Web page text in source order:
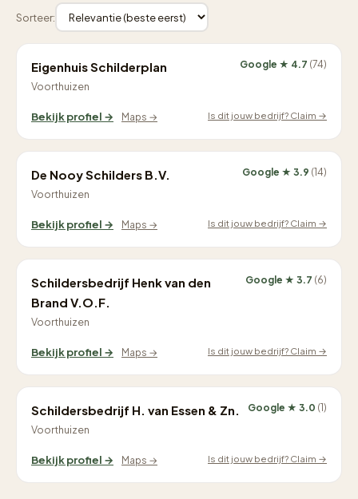
Sorteer:
Eigenhuis Schilderplan
Voorthuizen
Google ★ 4.7 (74)
Bekijk profiel → Maps → Is dit jouw bedrijf? Claim →
De Nooy Schilders B.V.
Voorthuizen
Google ★ 3.9 (14)
Bekijk profiel → Maps → Is dit jouw bedrijf? Claim →
Schildersbedrijf Henk van den
Brand V.O.F.
Voorthuizen
Google ★ 3.7 (6)
Bekijk profiel → Maps → Is dit jouw bedrijf? Claim →
Schildersbedrijf H. van Essen & Zn.
Voorthuizen
Google ★ 3.0 (1)
Bekijk profiel → Maps → Is dit jouw bedrijf? Claim →